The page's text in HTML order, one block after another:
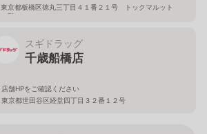
東京都板橋区徳丸三丁目４１番２１号 トックマルット
１階
スギドラッグ
千歳船橋店
店舗HPをご確認ください
東京都世田谷区経堂四丁目３２番１２号